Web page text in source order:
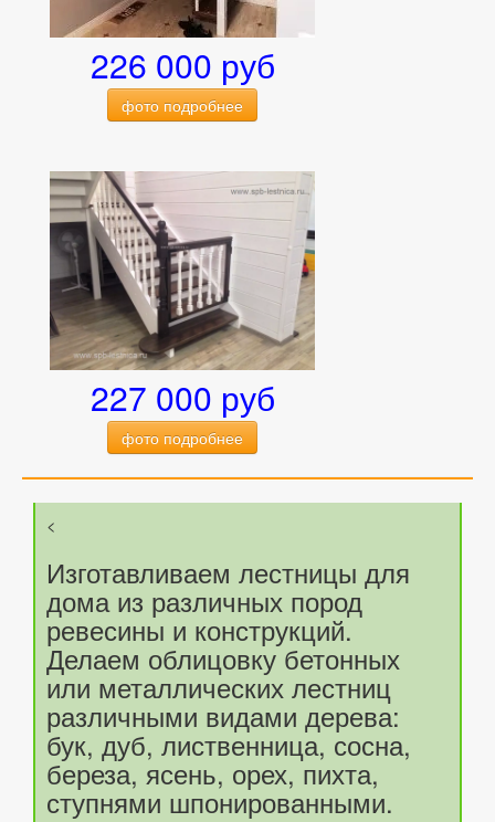
226 000 руб
фото подробнее
227 000 руб
фото подробнее
<
Изготавливаем лестницы для
дома из различных пород
ревесины и конструкций.
Делаем облицовку бетонных
или металлических лестниц
различными видами дерева:
бук, дуб, лиственница, сосна,
береза, ясень, орех, пихта,
ступнями шпонированными.